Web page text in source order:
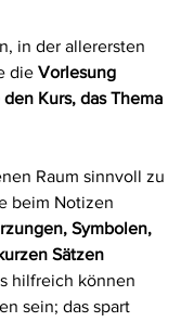
in der allerersten
die Vorlesung
Kurs, das Thema
Raum sinnvoll zu
beim Notizen
Symbolen,
Sätzen
hilfreich können
sein; das spart